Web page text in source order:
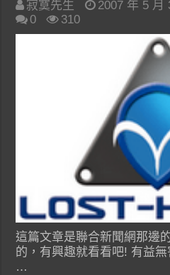
寂寞先生 2007 年 5 月
0
310
這篇文章是聯合新聞網那邊
的，有興趣就看看吧! 有益
…